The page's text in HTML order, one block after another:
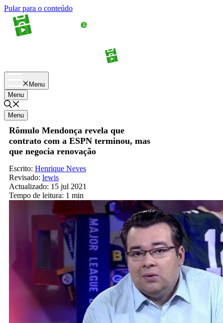
Pular para o conteúdo
Menu
Menu
Menu
Rômulo Mendonça revela que
contrato com a ESPN terminou, mas
que negocia renovação
Escrito: Henrique Neves
Revisado: lewis
Actualizado: 15 jul 2021
Tempo de leitura: 1 min